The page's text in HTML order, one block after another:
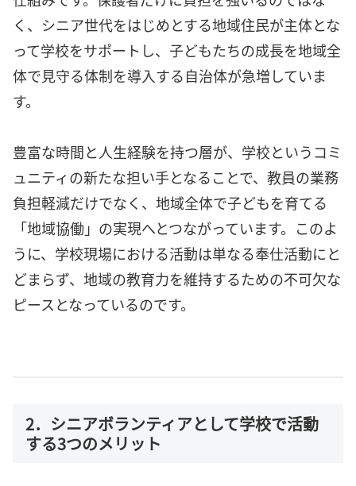
く、シニア世代をはじめとする地域住民が主体とな
って学校をサポートし、子どもたちの成長を地域全
体で見守る体制を導入する自治体が急増していま
す。
豊富な時間と人生経験を持つ層が、学校というコミ
ュニティの新たな担い手となることで、教員の業務
負担軽減だけでなく、地域全体で子どもを育てる
「地域協働」の実現へとつながっています。このよ
うに、学校現場における活動は単なる奉仕活動にと
どまらず、地域の教育力を維持するための不可欠な
ピースとなっているのです。
2．シニアボランティアとして学校で活動
する3つのメリット